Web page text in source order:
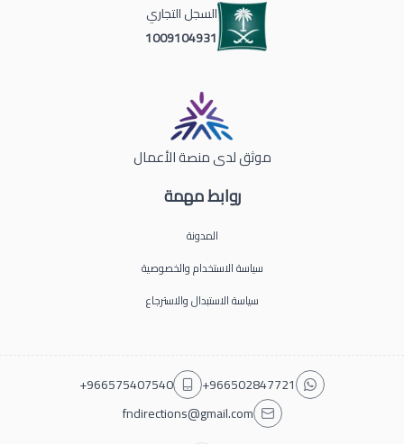
روابط مهمة
المدونة
سياسة الاستخدام والخصوصية
سياسة الاستبدال والاسترجاع
السجل التجاري
1009104931
موثق لدى منصة الأعمال
+966502847721
+966575407540
fndirections@gmail.com